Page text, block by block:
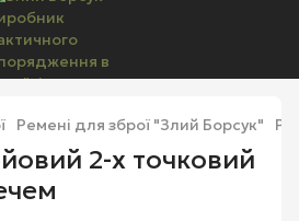
Ремені для зброї "Злий Борсук"
2-х точковий